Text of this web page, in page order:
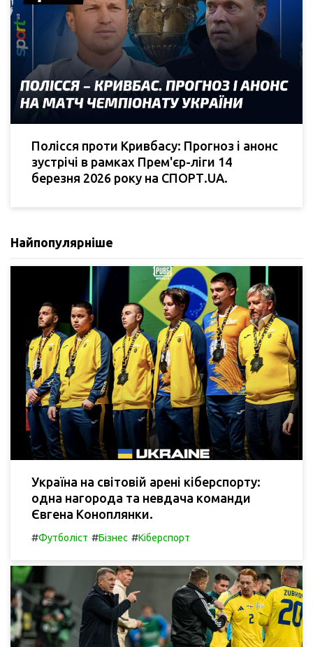
Полісся проти Кривбасу: Прогноз і анонс
зустрічі в рамках Прем'єр-ліги 14
березня 2026 року на СПОРТ.UA.
Найпопулярніше
Україна на світовій арені кіберспорту:
одна нагорода та невдача команди
Євгена Коноплянки.
#Футболіст #Бізнес #Кіберспорт